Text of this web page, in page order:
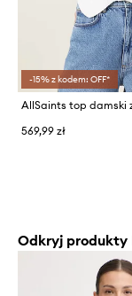
-15% z kodem: OFF*
AllSaints top damski
569,99 zł
Odkryj produkty